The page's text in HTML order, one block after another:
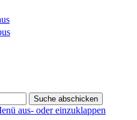
Suche abschicken
aus- oder einzuklappen